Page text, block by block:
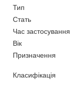
Тип
Стать
Час застосування
Вік
Призначення
Класифікація